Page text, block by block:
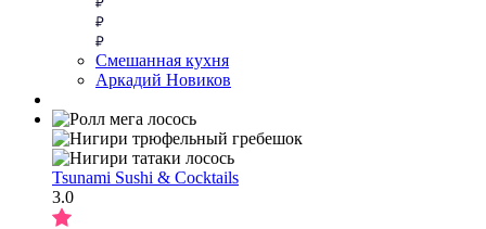
Смешанная кухня
Аркадий Новиков
Tsunami Sushi & Cocktails
3.0